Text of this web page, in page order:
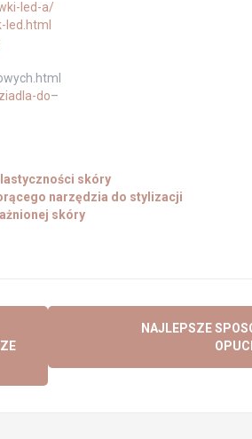
led-a/
do–
skóry
narzędzia do stylizacji
skóry
NAJLEPSZE